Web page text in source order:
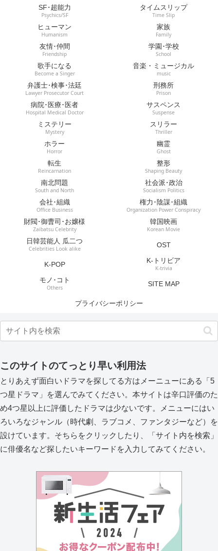
SF･超能力
Psychics/SF
タイムスリップ
Time Slip
ヒューマン
Humanism
家族
Family
友情･仲間
Friendship
学園･学校
School
歌手になる
Become a Singer
音楽・ミュージカル
music
弁護士･検事･法廷
Lawyer Prosecutor Court
刑務所
Prison
病院･医療･医者
Hospital Medical Doctor
サスペンス
Suspense
ミステリー
Mystery
スリラー
Thriller
ホラー
Horror
幽霊
Ghost
転生
Reincarnation
整形
Shaping Beauty
南北問題
South and North
社会派･政治
Socialism Politics
会社･組織
Office Business
権力･陰謀･組織
Organization Power Conspiracy
財閥･御曹司･お嬢様
Zaibatsu Celebrity
韓国映画
Korean Movie
日韓芸能人 瓜二つ
Celebrities Look alike OST
K-POP K-トリビア
K-trivia
モノ･コト
Others SITE MAP
プライバシーポリシー
このサイトのてっとり早い利用法
とりあえず面白いドラマを探してる方はメーニューにある「5
つ星ドラマ」を選んでみてください。本サイトは辛口評価のた
め4つ星以上に評価したドラマは少ないです。メニューにはい
ろいろなジャンル（時代劇、ラブコメ、ファンタジーなど）を
設けています。そちらをクリックしたり、「サイト内を検索」
に俳優名など探したいキーワードを入力してみてください。